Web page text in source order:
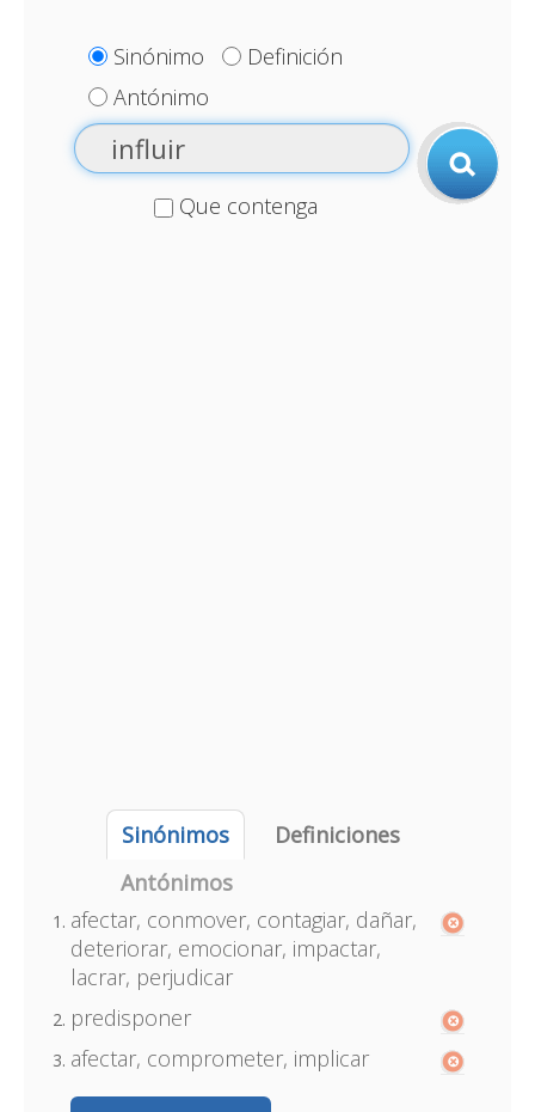
Sinónimo
Definición
Antónimo
Que contenga
Sinónimos
Definiciones
Antónimos
afectar, conmover, contagiar, dañar,
deteriorar, emocionar, impactar,
lacrar, perjudicar
predisponer
afectar, comprometer, implicar